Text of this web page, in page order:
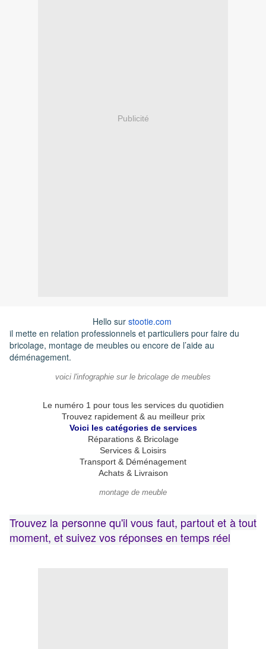
Publicité
Hello sur stootie.com
il mette en relation professionnels et particuliers pour faire du
bricolage, montage de meubles ou encore de l’aide au
déménagement.
voici l'infographie sur le bricolage de meubles
Le numéro 1 pour tous les services du quotidien
Trouvez rapidement & au meilleur prix
Voici les catégories de services
Réparations & Bricolage
Services & Loisirs
Transport & Déménagement
Achats & Livraison
montage de meuble
Trouvez la personne qu'il vous faut, partout et à tout
moment, et suivez vos réponses en temps réel